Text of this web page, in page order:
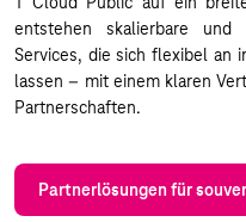
entstehen skalierbare und
Services, die sich flexibel an
lassen – mit einem klaren
Partnerschaften.
Partnerlösungen für